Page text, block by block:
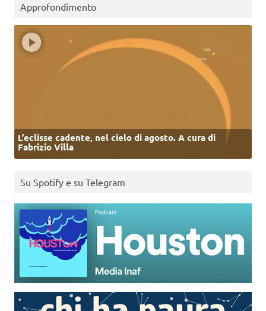
Approfondimento
L’eclisse cadente, nel cielo di agosto. A cura di
Fabrizio Villa
Su Spotify e su Telegram